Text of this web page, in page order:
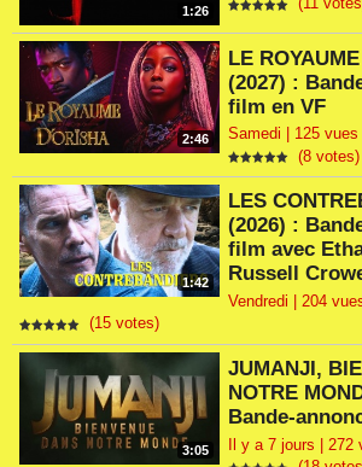
1:26
2:46
LE
(2027) :
film en VF
Samedi | 125 vues
(8 votes)
1:42
LES
(2026) :
film avec
Russell
Vendredi | 204
(15 votes)
3:05
JUMANJI,
NOTRE
Bande-
Il y a 7 jours | 272